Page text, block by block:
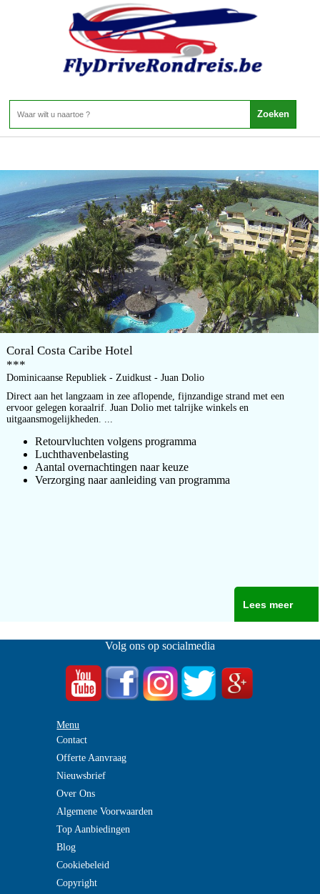
Dominicaanse Republiek - Zuidkust - Juan Dolio
Home>Dominicaanse Republiek>Zuidkust>Juan Dolio
Juan Dolio 1 Aanbieding
Coral Costa Caribe Hotel
***
Dominicaanse Republiek - Zuidkust - Juan Dolio
Direct aan het langzaam in zee aflopende, fijnzandige strand met een
ervoor gelegen koraalrif. Juan Dolio met talrijke winkels en
uitgaansmogelijkheden. ...
Retourvluchten volgens programma
Luchthavenbelasting
Aantal overnachtingen naar keuze
Verzorging naar aanleiding van programma
Lees meer
Volg ons op socialmedia
Menu
Contact
Offerte Aanvraag
Nieuwsbrief
Over Ons
Algemene Voorwaarden
Top Aanbiedingen
Blog
Cookiebeleid
Copyright